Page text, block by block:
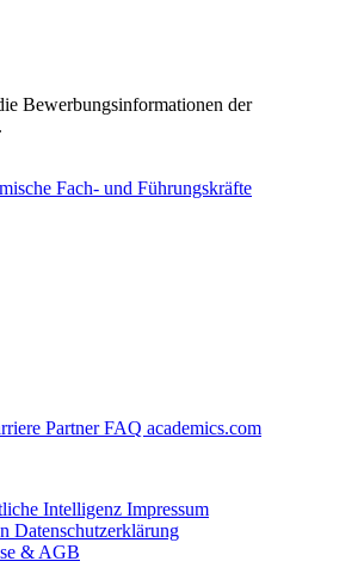
Bewerbungsinformationen der
Fach- und Führungskräfte
PartnerFAQ academics.com
Intelligenz Impressum
Datenschutzerklärung
& AGB